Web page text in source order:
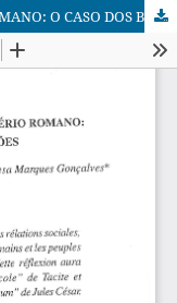
DIVERSIDADE ÉTNICA NO IMPÉRIO ROMANO: O CASO DOS BRETÕES